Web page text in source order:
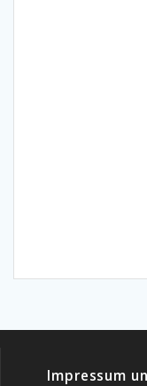
Impressum